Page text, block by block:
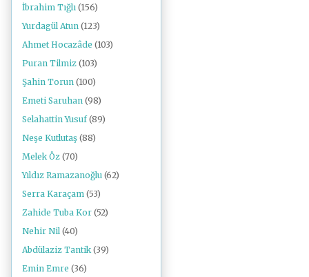
İbrahim Tığlı (156)
Yurdagül Atun (123)
Ahmet Hocazâde (103)
Puran Tilmiz (103)
Şahin Torun (100)
Emeti Saruhan (98)
Selahattin Yusuf (89)
Neşe Kutlutaş (88)
Melek Öz (70)
Yıldız Ramazanoğlu (62)
Serra Karaçam (53)
Zahide Tuba Kor (52)
Nehir Nil (40)
Abdülaziz Tantik (39)
Emin Emre (36)